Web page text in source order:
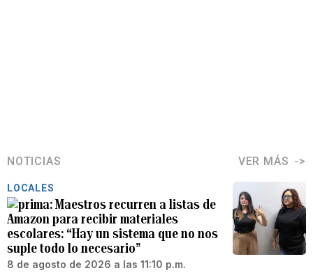
NOTICIAS VER MÁS
LOCALES
Maestros recurren a listas de
Amazon para recibir materiales
escolares: “Hay un sistema que no nos
suple todo lo necesario”
8 de agosto de 2026 a las 11:10 p.m.